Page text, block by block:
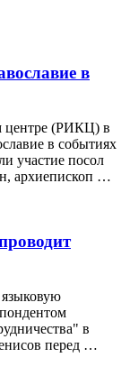
в
центре (РИКЦ) в
в событиях
участие посол
архиепископ …
в
перед …